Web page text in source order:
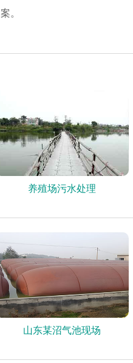
案。
养殖场污水处理
山东某沼气池现场